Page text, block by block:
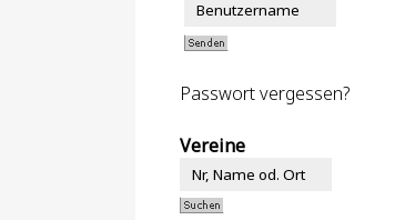
Passwort vergessen?
Vereine